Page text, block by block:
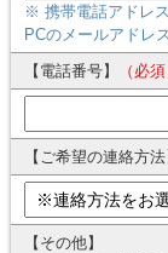
※ 携帯電話アドレ
PCのメールアドレ
【電話番号】
（必須
【ご希望の連絡方法
【その他】